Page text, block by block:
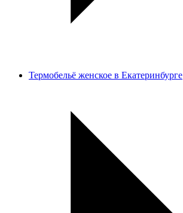
Термобельё женское в Екатеринбурге